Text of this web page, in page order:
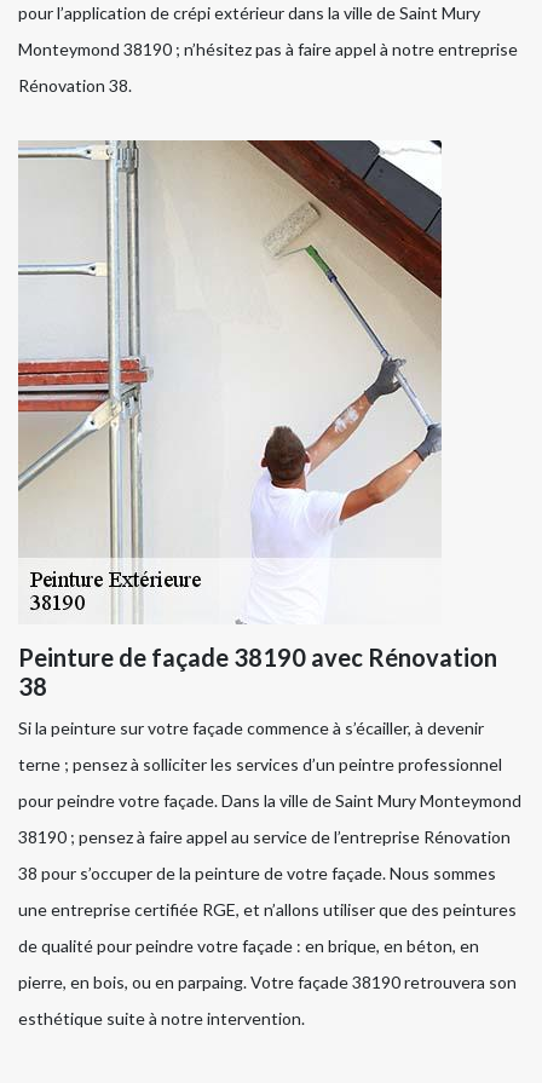
pour l’application de crépi extérieur dans la ville de Saint Mury
Monteymond 38190 ; n’hésitez pas à faire appel à notre entreprise
Rénovation 38.
Peinture de façade 38190 avec Rénovation
38
Si la peinture sur votre façade commence à s’écailler, à devenir
terne ; pensez à solliciter les services d’un peintre professionnel
pour peindre votre façade. Dans la ville de Saint Mury Monteymond
38190 ; pensez à faire appel au service de l’entreprise Rénovation
38 pour s’occuper de la peinture de votre façade. Nous sommes
une entreprise certifiée RGE, et n’allons utiliser que des peintures
de qualité pour peindre votre façade : en brique, en béton, en
pierre, en bois, ou en parpaing. Votre façade 38190 retrouvera son
esthétique suite à notre intervention.